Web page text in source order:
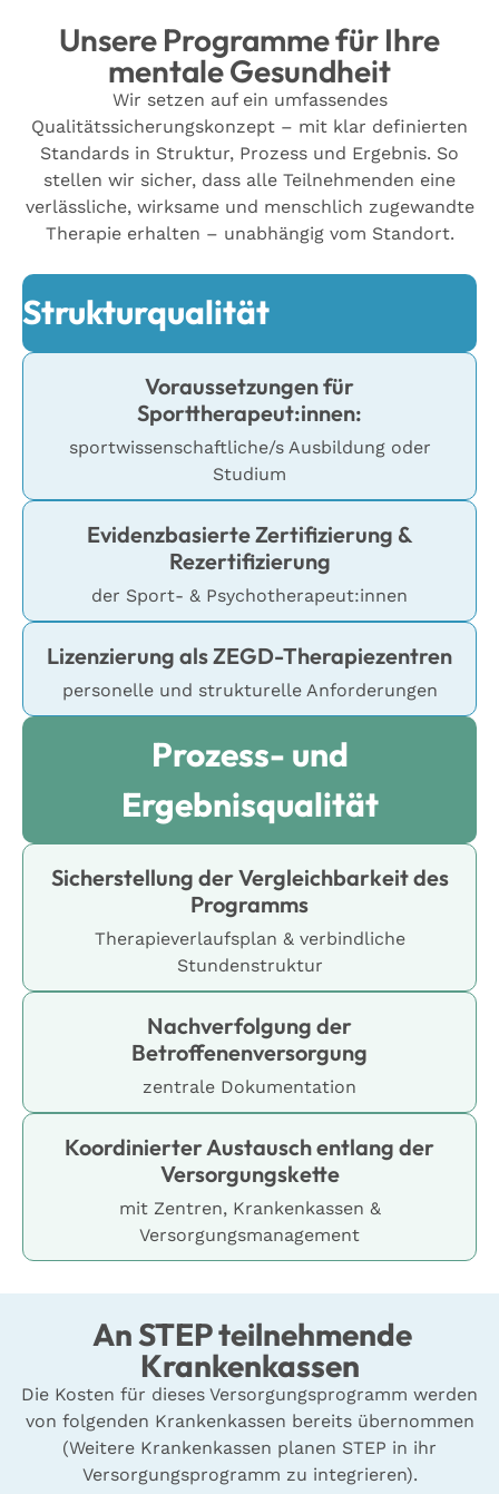
Unsere Programme für Ihre
mentale Gesundheit
Wir setzen auf ein umfassendes
Qualitätssicherungskonzept – mit klar definierten
Standards in Struktur, Prozess und Ergebnis. So
stellen wir sicher, dass alle Teilnehmenden eine
verlässliche, wirksame und menschlich zugewandte
Therapie erhalten – unabhängig vom Standort.
Strukturqualität
Voraussetzungen für
Sporttherapeut:innen:
sportwissenschaftliche/s Ausbildung oder
Studium
Evidenzbasierte Zertifizierung &
Rezertifizierung
der Sport- & Psychotherapeut:innen
Lizenzierung als ZEGD-Therapiezentren
personelle und strukturelle Anforderungen
Prozess- und
Ergebnisqualität
Sicherstellung der Vergleichbarkeit des
Programms
Therapieverlaufsplan & verbindliche
Stundenstruktur
Nachverfolgung der
Betroffenenversorgung
zentrale Dokumentation
Koordinierter Austausch entlang der
Versorgungskette
mit Zentren, Krankenkassen &
Versorgungsmanagement
An STEP teilnehmende
Krankenkassen
​​Die Kosten für dieses Versorgungsprogramm werden
von folgenden Krankenkassen bereits übernommen
(Weitere Krankenkassen planen STEP in ihr
Versorgungsprogramm zu integrieren).